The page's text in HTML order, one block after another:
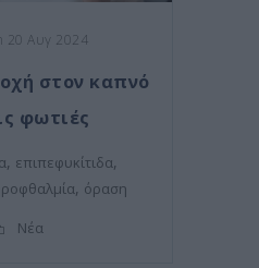
20 Αυγ 2024
στον καπνό
φωτιές
, επιπεφυκίτιδα,
, όραση
Νέα